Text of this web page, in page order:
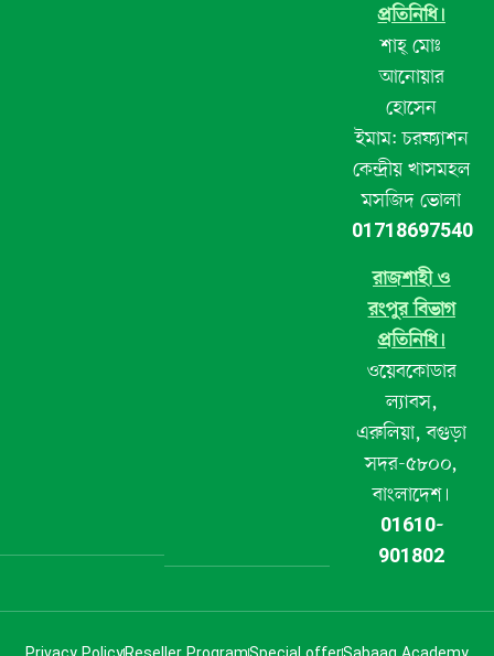
প্রতিনিধি।
শাহ্ মোঃ
আনোয়ার
হোসেন
ইমাম: চরফ্যাশন
কেন্দ্রীয় খাসমহল
মসজিদ ভোলা
01718697540
রাজশাহী ও
রংপুর বিভাগ
প্রতিনিধি।
ওয়েবকোডার
ল্যাবস,
এরুলিয়া, বগুড়া
সদর-৫৮০০,
বাংলাদেশ।
01610-
901802